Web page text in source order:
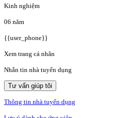
Kinh nghiệm
06 năm
{{user_phone}}
Xem trang cá nhân
Nhắn tin nhà tuyển dụng
Tư vấn giúp tôi
Thông tin nhà tuyển dụng